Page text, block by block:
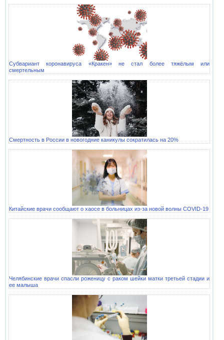
Субвариант коронавируса «Кракен» не стал более тяжёлым или
смертельным
Смертность в России в новогодние каникулы сократилась на 20%
Китайские врачи сообщают о хаосе в больницах из-за новой волны COVID-19
Челябинские врачи спасли роженицу с раком шейки матки третьей стадии и
ее малыша